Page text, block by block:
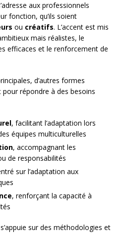
aux professionnels
fonction, qu’ils soient
ou créatifs. L’accent est mis
mais réalistes, le
efficaces et le renforcement de
d’autres formes
répondre à des besoins
, facilitant l’adaptation lors
équipes multiculturelles
, accompagnant les
de responsabilités
sur l’adaptation aux
, renforçant la capacité à
sur des méthodologies et